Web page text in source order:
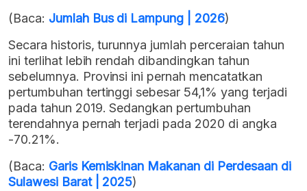
(Baca: Jumlah Bus di Lampung | 2026)
Secara historis, turunnya jumlah perceraian tahun
ini terlihat lebih rendah dibandingkan tahun
sebelumnya. Provinsi ini pernah mencatatkan
pertumbuhan tertinggi sebesar 54,1% yang terjadi
pada tahun 2019. Sedangkan pertumbuhan
terendahnya pernah terjadi pada 2020 di angka
-70.21%.
(Baca: Garis Kemiskinan Makanan di Perdesaan di
Sulawesi Barat | 2025)